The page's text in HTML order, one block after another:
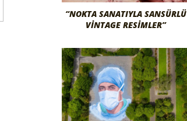
“NOKTA SANATIYLA SANSÜRLÜ
VINTAGE RESIMLER”